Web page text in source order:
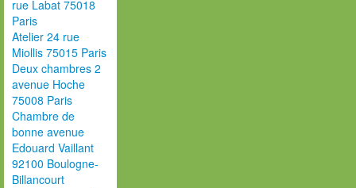
rue Labat 75018
Paris
Atelier 24 rue
Miollis 75015 Paris
Deux chambres 2
avenue Hoche
75008 Paris
Chambre de
bonne avenue
Edouard Vaillant
92100 Boulogne-
Billancourt